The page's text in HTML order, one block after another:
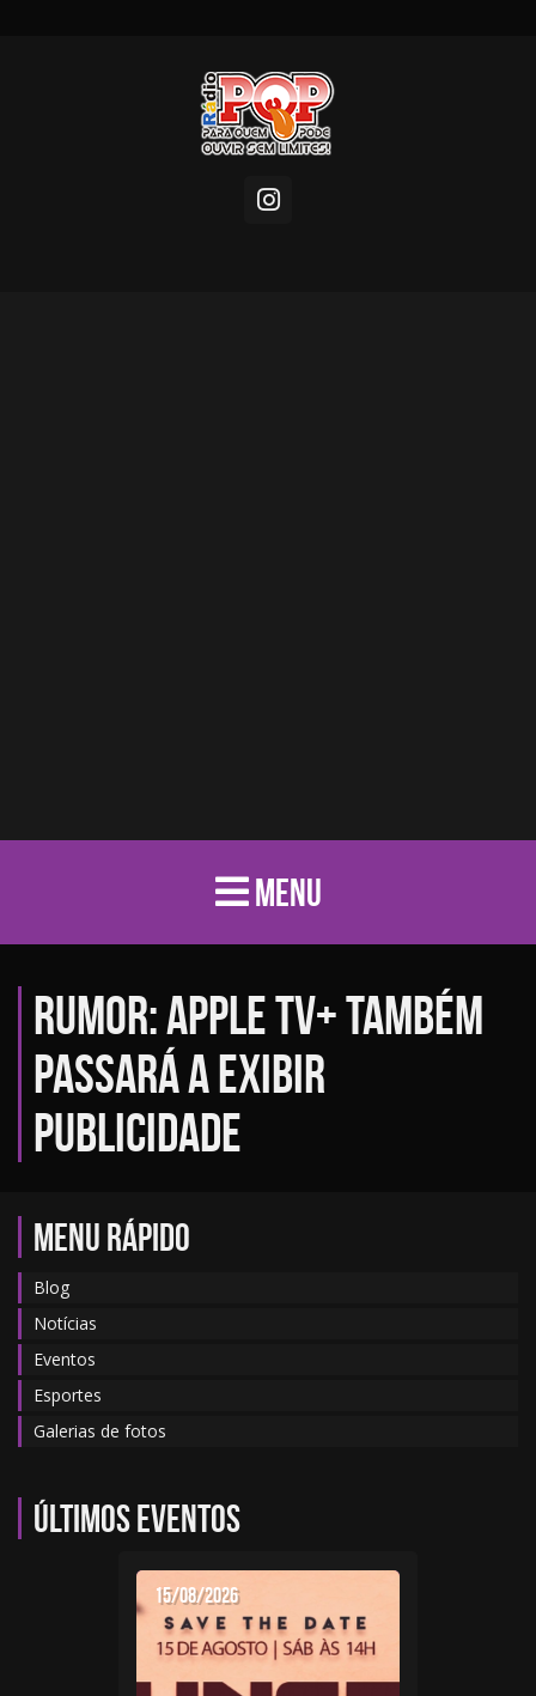
MENU
Rumor: Apple TV+ também
passará a exibir
publicidade
MENU RÁPIDO
Blog
Notícias
Eventos
Esportes
Galerias de fotos
Últimos eventos
15/08/2026